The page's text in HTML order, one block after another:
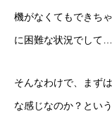
機がなくてもできち
に困難な状況でして
そんなわけで、まず
な感じなのか？とい